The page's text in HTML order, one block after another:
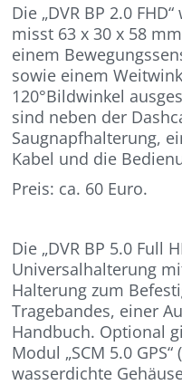
Die „DVR BP 2.0
misst 63 x 30 x 58
einem
sowie einem
120°Bildwinkel
sind neben der
Saugnapfhalterung,
Kabel und die
Preis: ca. 60 Euro.
Die „DVR BP 5.0 Full
Universalhalterung
Halterung zum
Tragebandes, einer
Handbuch. Optional
Modul „SCM 5.0
wasserdichte